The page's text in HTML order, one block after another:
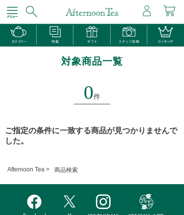
対象商品一覧
0件
ご指定の条件に一致する商品が見つかりませんで
した。
Afternoon Tea > 商品検索